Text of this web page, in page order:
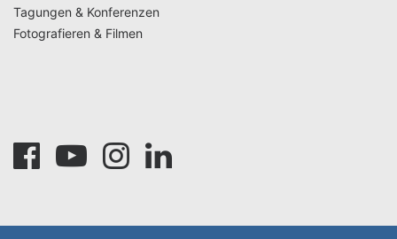
Tagungen & Konferenzen
Fotografieren & Filmen